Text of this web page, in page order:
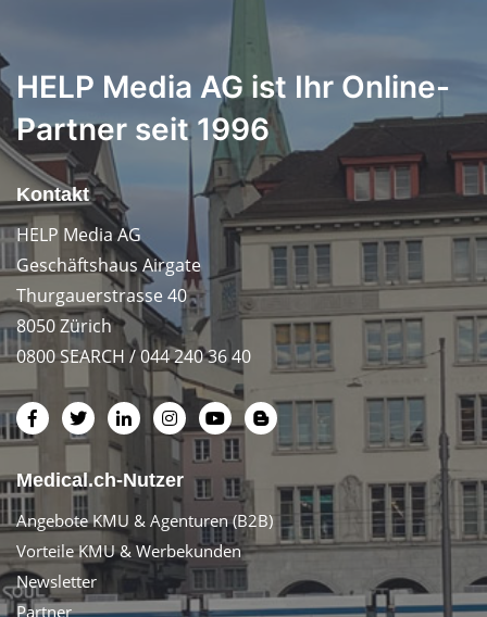
HELP Media AG ist Ihr Online-
Partner seit 1996
Kontakt
HELP Media AG
Geschäftshaus Airgate
Thurgauerstrasse 40
8050 Zürich
0800 SEARCH / 044 240 36 40
Medical.ch-Nutzer
Angebote KMU & Agenturen (B2B)
Vorteile KMU & Werbekunden
Newsletter
Partner